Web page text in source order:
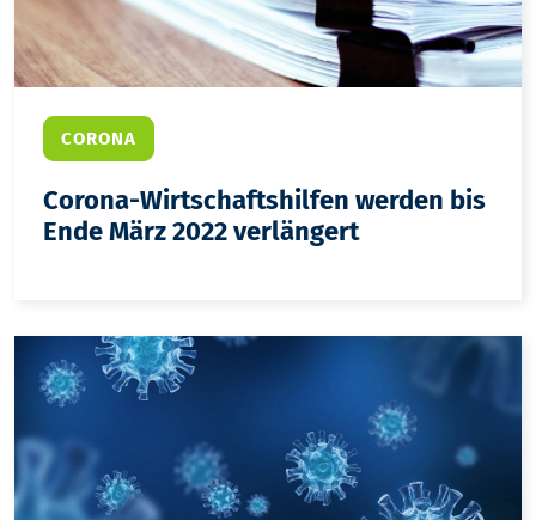
CORONA
Corona-Wirtschaftshilfen werden bis
Ende März 2022 verlängert